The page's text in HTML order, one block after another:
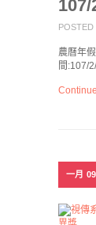
107/
POSTED
農曆年
間:107/
一月 09